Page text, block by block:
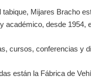
tabique, Mijares Bracho
académico, desde
cursos, conferencias y
están la Fábrica de